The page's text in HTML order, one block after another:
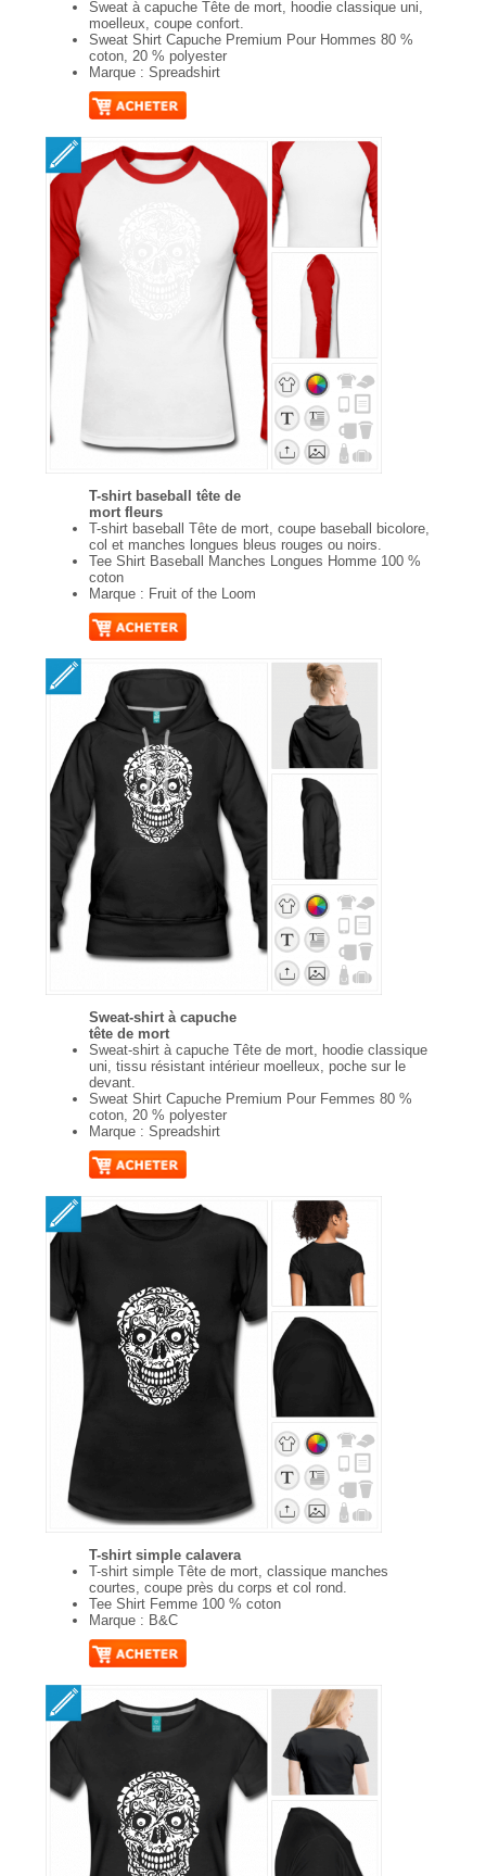
Sweat à capuche Tête de mort, hoodie classique uni,
moelleux, coupe confort.
Sweat Shirt Capuche Premium Pour Hommes 80 %
coton, 20 % polyester
Marque : Spreadshirt
T-shirt baseball tête de
mort fleurs
T-shirt baseball Tête de mort, coupe baseball bicolore,
col et manches longues bleus rouges ou noirs.
Tee Shirt Baseball Manches Longues Homme 100 %
coton
Marque : Fruit of the Loom
Sweat-shirt à capuche
tête de mort
Sweat-shirt à capuche Tête de mort, hoodie classique
uni, tissu résistant intérieur moelleux, poche sur le
devant.
Sweat Shirt Capuche Premium Pour Femmes 80 %
coton, 20 % polyester
Marque : Spreadshirt
T-shirt simple calavera
T-shirt simple Tête de mort, classique manches
courtes, coupe près du corps et col rond.
Tee Shirt Femme 100 % coton
Marque : B&C